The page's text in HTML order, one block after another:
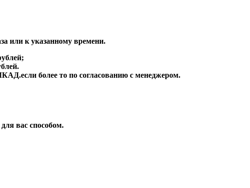
или к указанному времени.
более то по согласованию с менеджером.
вас способом.